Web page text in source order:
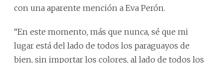
con una aparente mención a Eva Perón.
“En este momento, más que nunca, sé que mi
lugar está del lado de todos los paraguayos de
bien, sin importar los colores, al lado de todos los